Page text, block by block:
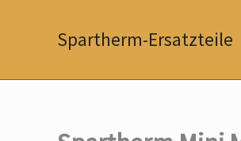
Spartherm-Ersatzteile